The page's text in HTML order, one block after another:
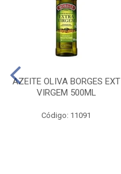
AZEITE OLIVA BORGES EXT
VIRGEM 500ML
Código: 11091